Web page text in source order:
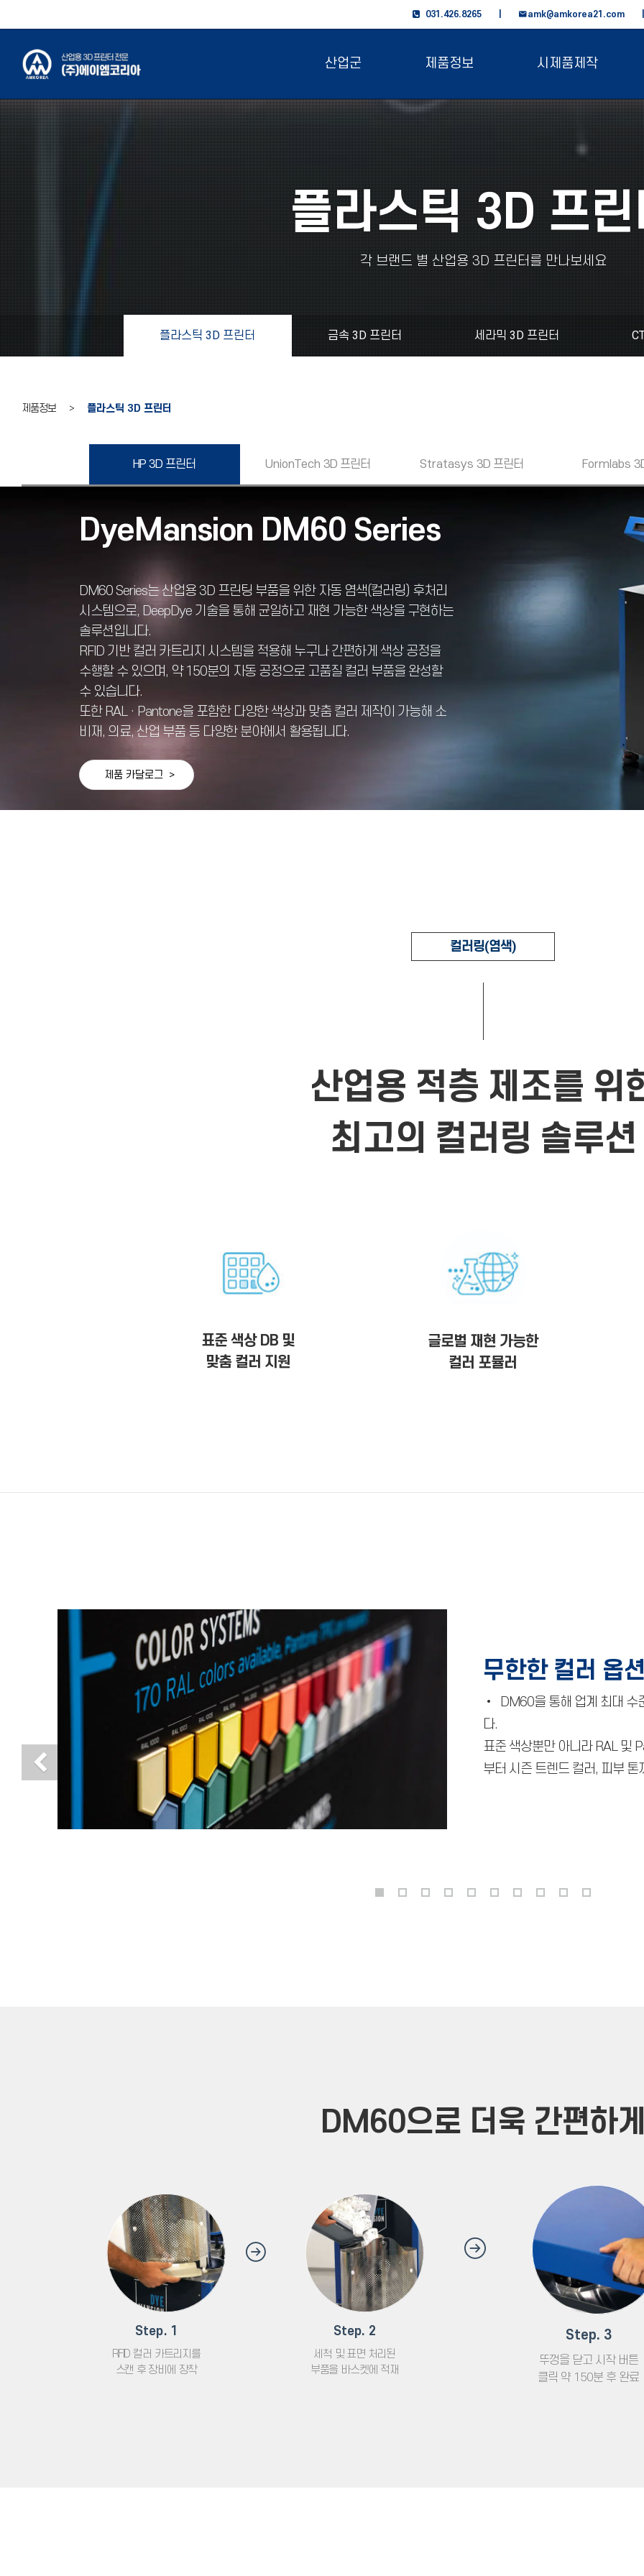
031.426.8265 | amk@amkorea21.com
산업군 제품정보 시제품제작
플라스틱 3D 프린
각 브랜드 별 산업용 3D 프린터를 만나보세요
플라스틱 3D 프린터 금속 3D 프린터 세라믹 3D 프린터
제품정보 > 플라스틱 3D 프린터
HP 3D 프린터 UnionTech 3D 프린터 Stratasys 3D 프린터 Formlabs
DyeMansion DM60 Series
DM60 Series는 산업용 3D 프린팅 부품을 위한 자동 염색(컬러링) 후처리
시스템으로, DeepDye 기술을 통해 균일하고 재현 가능한 색상을 구현하는
솔루션입니다.
RFID 기반 컬러 카트리지 시스템을 적용해 누구나 간편하게 색상 공정을
수행할 수 있으며, 약 150분의 자동 공정으로 고품질 컬러 부품을 완성할
수 있습니다.
또한 RAL · Pantone을 포함한 다양한 색상과 맞춤 컬러 제작이 가능해 소
비재, 의료, 산업 부품 등 다양한 분야에서 활용됩니다.
제품 카달로그 >
컬러링(염색)
산업용 적층 제조를 위
최고의 컬러링 솔루션
표준 색상 DB 및
맞춤 컬러 지원
글로벌 재현 가능한
컬러 포뮬러
무한한 컬러 옵
• DM60을 통해 업계 최대 수
다.
표준 색상뿐만 아니라 RAL 및
부터 시즌 트렌드 컬러, 피부
Previous
DM60으로 더욱 간편하
Step. 1
RFID 컬러 카트리지를
스캔 후 장비에 장착
Step. 2
세척 및 표면 처리된
부품을 바스켓에 적재
Step. 3
뚜껑을 닫고 시작 버튼
클릭 약 150분 후 완료